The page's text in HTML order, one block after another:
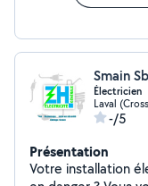
Smain
Électricien
Laval
-/5
Présentation
Votre installation